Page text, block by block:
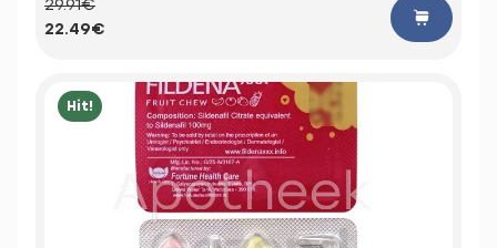
29.91€
22.49€
Hit!